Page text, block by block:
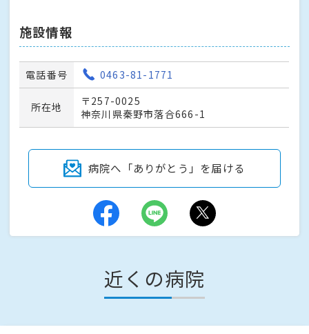
施設情報
電話番号 0463-81-1771
所在地
〒257-0025
神奈川県秦野市落合666-1
病院へ「ありがとう」を届ける
近くの病院